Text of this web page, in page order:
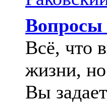
Всё, что
жизни,
Вы